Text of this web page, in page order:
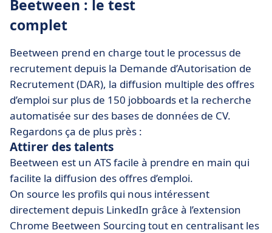
Beetween : le test
complet
Beetween prend en charge tout le processus de
recrutement depuis la Demande d’Autorisation de
Recrutement (DAR), la diffusion multiple des offres
d’emploi sur plus de 150 jobboards et la recherche
automatisée sur des bases de données de CV.
Regardons ça de plus près :
Attirer des talents
Beetween est un ATS facile à prendre en main qui
facilite la diffusion des offres d’emploi.
On source les profils qui nous intéressent
directement depuis LinkedIn grâce à l’extension
Chrome Beetween Sourcing tout en centralisant les